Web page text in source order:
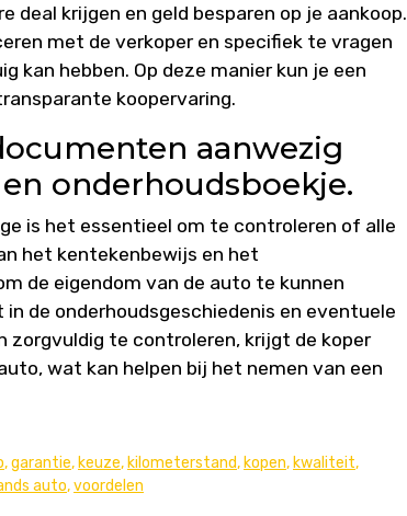
deal krijgen en geld besparen op je aankoop.
met de verkoper en specifiek te vragen
kan hebben. Op deze manier kun je een
koopervaring.
aanwezig
onderhoudsboekje.
is het essentieel om te controleren of alle
het kentekenbewijs en het
de eigendom van de auto te kunnen
de onderhoudsgeschiedenis en eventuele
zorgvuldig te controleren, krijgt de koper
wat kan helpen bij het nemen van een
,garantie, keuze, kilometerstand, kopen, kwaliteit,
auto,voordelen